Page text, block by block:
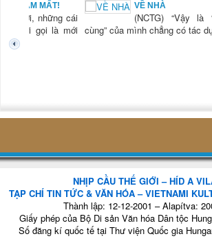
NAM MẤT!
“Xời, những cái
mới gọi là mới
VỀ NHÀ
(NCTG) “Vậy là
cùng” của mình chẳng có tác
NHỊP CẦU THẾ GIỚI – HÍD A
TẠP CHÍ TIN TỨC & VĂN HÓA – VIETNAMI
Thành lập: 12-12-2001 – Alapítva:
Giấy phép của Bộ Di sản Văn hóa Dân tộc
Số đăng kí quốc tế tại Thư viện Quốc gia